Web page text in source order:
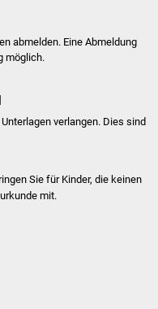
abmelden. Eine Abmeldung
möglich.
verlangen. Dies sind
Sie für Kinder, die keinen
mit.